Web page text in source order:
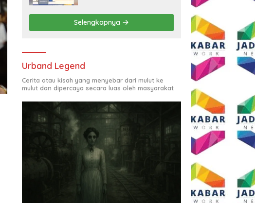
Selengkapnya
Urband Legend
Cerita atau kisah yang menyebar dari mulut ke
mulut dan dipercaya secara luas oleh masyarakat